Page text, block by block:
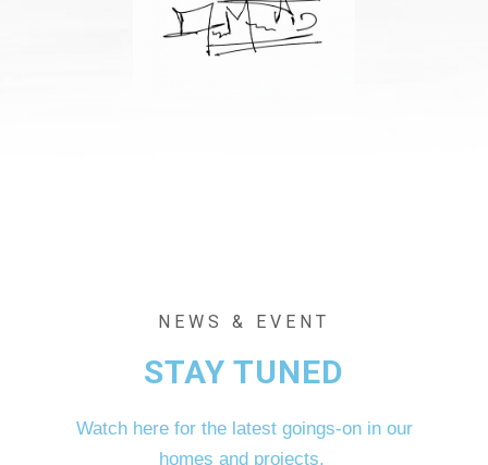
NEWS & EVENT
STAY TUNED
Watch here for the latest goings-on in our
homes and projects.